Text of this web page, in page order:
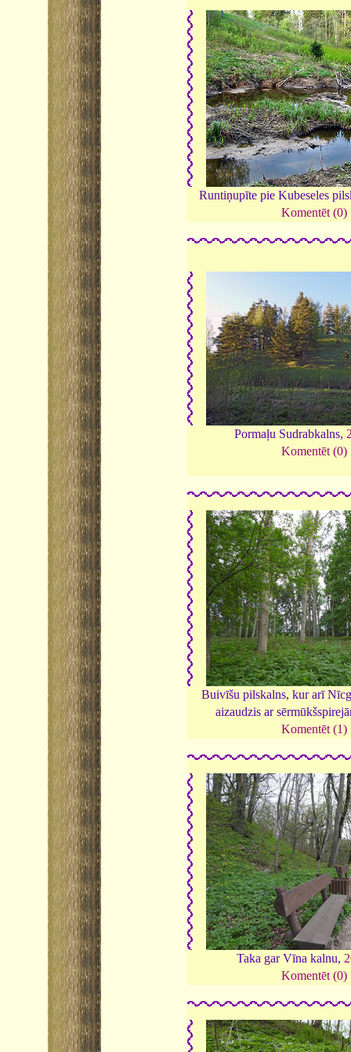
Runtiņupīte pie Kubeseles
Komentēt (0)
Pormaļu Sudrabkalns,
Komentēt (0)
Buivīšu pilskalns, kur arī
aizaudzis ar
Komentēt (1)
Taka gar Vīna kalnu,
Komentēt (0)